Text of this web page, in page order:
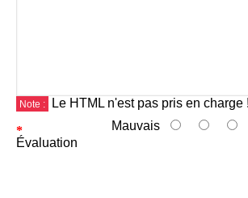
Note : Le HTML n'est pas pris en charge !
Évaluation
Mauvais